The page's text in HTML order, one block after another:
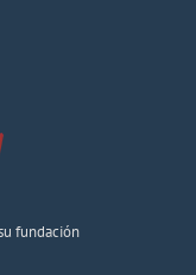
fundación